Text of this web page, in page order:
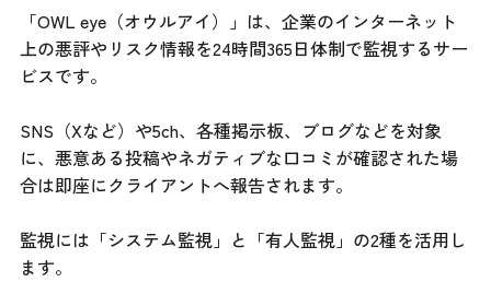
「OWL eye（オウルアイ）」は、企業のインターネット
上の悪評やリスク情報を24時間365日体制で監視するサー
ビスです。
SNS（Xなど）や5ch、各種掲示板、ブログなどを対象
に、悪意ある投稿やネガティブな口コミが確認された場
合は即座にクライアントへ報告されます。
監視には「システム監視」と「有人監視」の2種を活用し
ます。